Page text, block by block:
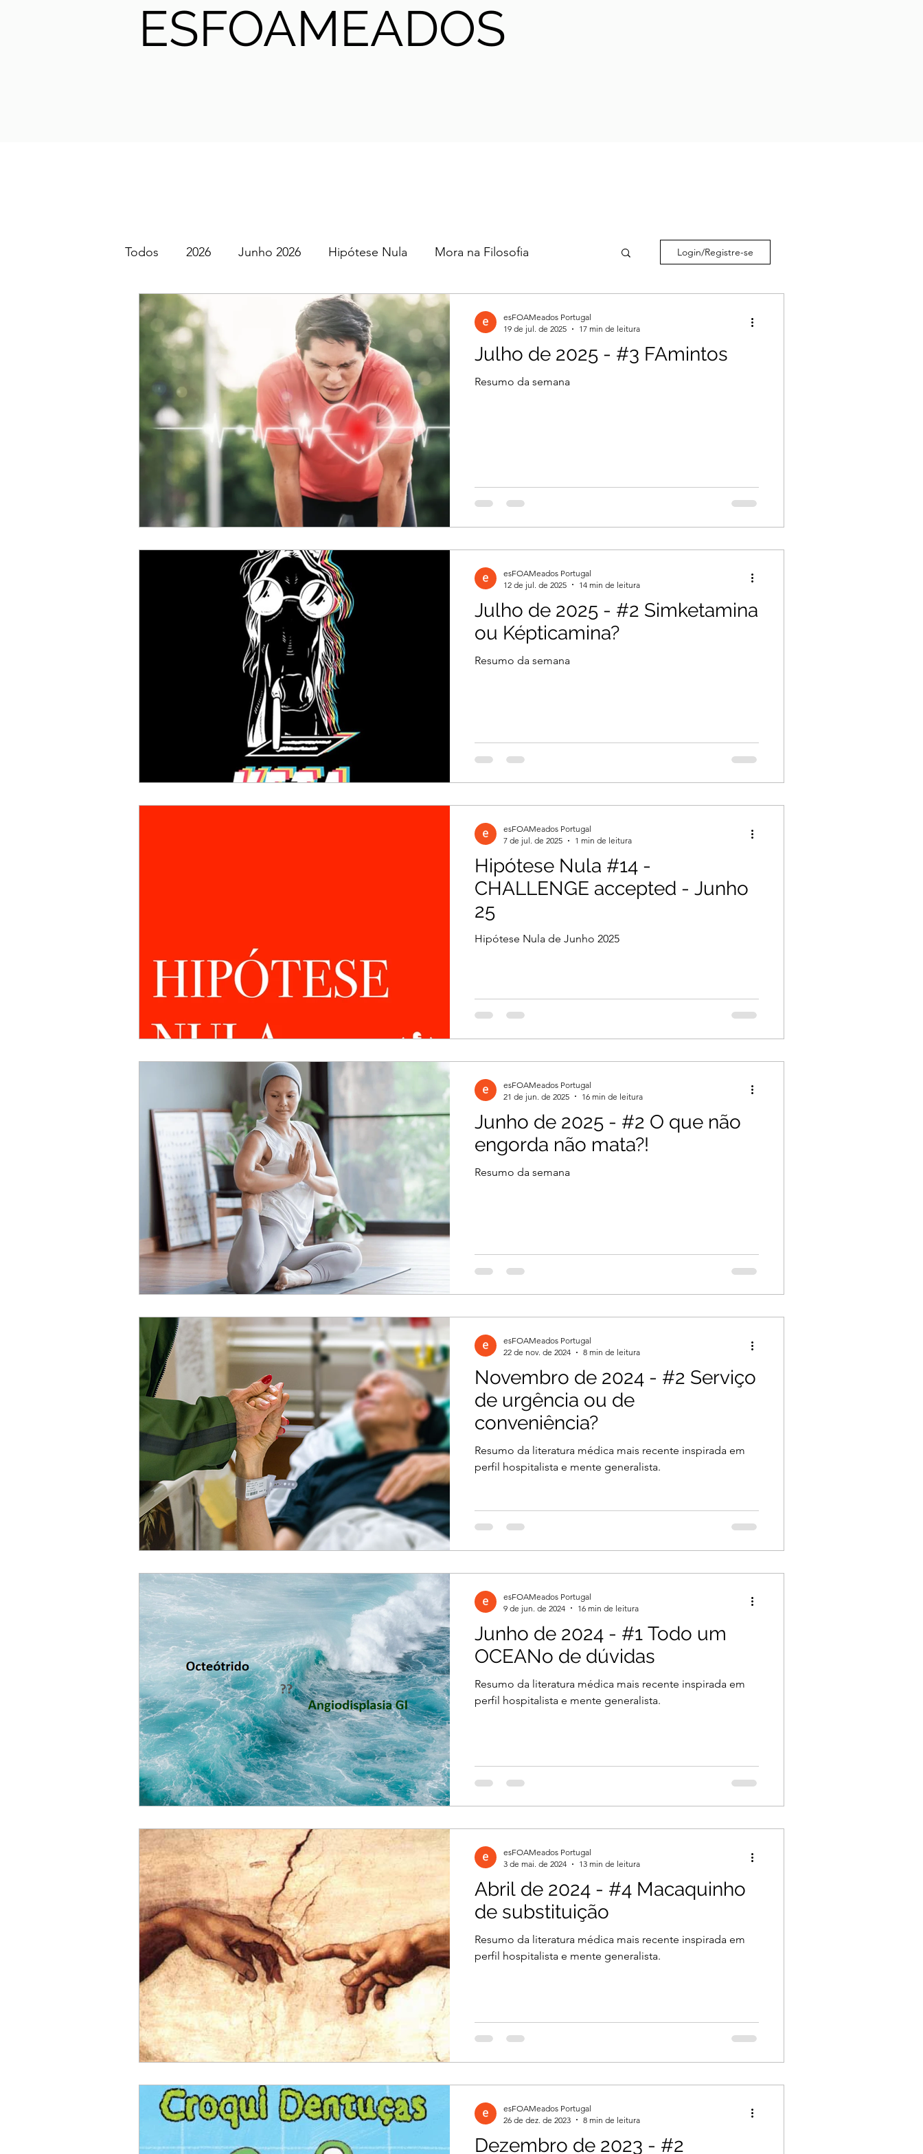
ESFOAMEADOS
Todos 2026 Junho 2026 Hipótese Nula Mora na Filosofia
SGEM PT Podcast 2025 2024 2023 2022
ACC Abril 2026 Março 2026 Março 2026
Fevereiro 2026 Janeiro 2026 Dezembro 2025
Outubro 2025 Setembro 2025 Agosto 2025
Junho 2025 Dezembro 2024 Novembro 2024 Outubro 2024
Julho 2024
Login/Registre-se
Julho de 2025 - #3 FAmintos
Resumo da semana
esFOAMeados Portugal
19 de jul. de 2025
17 min de leitura
Julho de 2025 - #2 Simketamina
ou Képticamina?
Resumo da semana
esFOAMeados Portugal
12 de jul. de 2025
14 min de leitura
Hipótese Nula #14 -
CHALLENGE accepted - Junho
25
Hipótese Nula de Junho 2025
esFOAMeados Portugal
7 de jul. de 2025
1 min de leitura
Junho de 2025 - #2 O que não
engorda não mata?!
Resumo da semana
esFOAMeados Portugal
21 de jun. de 2025
16 min de leitura
Novembro de 2024 - #2 Serviço
de urgência ou de
conveniência?
Resumo da literatura médica mais recente inspirada em
perfil hospitalista e mente generalista.
esFOAMeados Portugal
22 de nov. de 2024
8 min de leitura
Junho de 2024 - #1 Todo um
OCEANo de dúvidas
Resumo da literatura médica mais recente inspirada em
perfil hospitalista e mente generalista.
esFOAMeados Portugal
9 de jun. de 2024
16 min de leitura
Abril de 2024 - #4 Macaquinho
de substituição
Resumo da literatura médica mais recente inspirada em
perfil hospitalista e mente generalista.
esFOAMeados Portugal
3 de mai. de 2024
13 min de leitura
Dezembro de 2023 - #2
esFOAMeados Portugal
26 de dez. de 2023
8 min de leitura